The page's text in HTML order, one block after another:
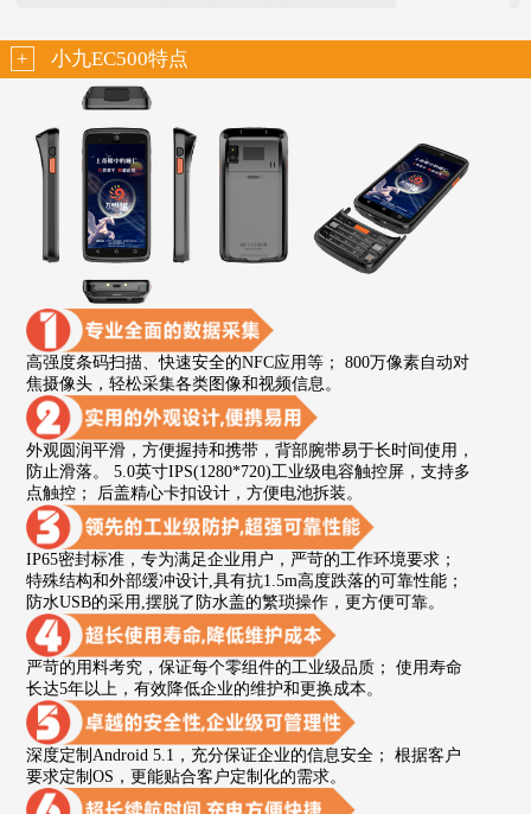
+ 小九EC500特点
高强度条码扫描、快速安全的NFC应用等； 800万像素自动对
焦摄像头，轻松采集各类图像和视频信息。
外观圆润平滑，方便握持和携带，背部腕带易于长时间使用，
防止滑落。 5.0英寸IPS(1280*720)工业级电容触控屏，支持多
点触控； 后盖精心卡扣设计，方便电池拆装。
IP65密封标准，专为满足企业用户，严苛的工作环境要求；
特殊结构和外部缓冲设计,具有抗1.5m高度跌落的可靠性能；
防水USB的采用,摆脱了防水盖的繁琐操作，更方便可靠。
严苛的用料考究，保证每个零组件的工业级品质； 使用寿命
长达5年以上，有效降低企业的维护和更换成本。
深度定制Android 5.1，充分保证企业的信息安全； 根据客户
要求定制OS，更能贴合客户定制化的需求。